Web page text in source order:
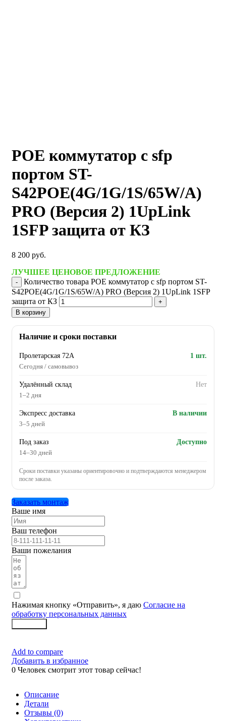
POE коммутатор с sfp
портом ST-
S42POE(4G/1G/1S/65W/А)
PRO (Версия 2) 1UpLink
1SFP защита от КЗ
8 200 руб.
ЛУЧШЕЕ ЦЕНОВОЕ ПРЕДЛОЖЕНИЕ
Количество товара POE коммутатор с sfp портом ST-
S42POE(4G/1G/1S/65W/А) PRO (Версия 2) 1UpLink 1SFP
защита от КЗ
В корзину
Наличие и сроки поставки
Пролетарская 72А
1 шт.
Сегодня / самовывоз
Удалённый склад
Нет
1–2 дня
Экспресс доставка
В наличии
3–5 дней
Под заказ
Доступно
14–30 дней
Сроки поставки указаны ориентировочно и подтверждаются менеджером
после заказа.
Заказать монтаж
Ваше имя
Ваш телефон
Ваши пожелания
Нажимая кнопку «Отправить», я даю Согласие на
обработку персональных данных
Add to compare
Добавить в избранное
0 Человек смотрит этот товар сейчас!
Описание
Детали
Отзывы (0)